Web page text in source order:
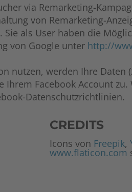
via Remarketing-
von Remarketing-
als User haben die
von Google unter http://
nutzen, werden Ihre Daten
Facebook Account
Datenschutzrichtlinien.
CREDITS
Icons von Freepik,
www.flaticon.com